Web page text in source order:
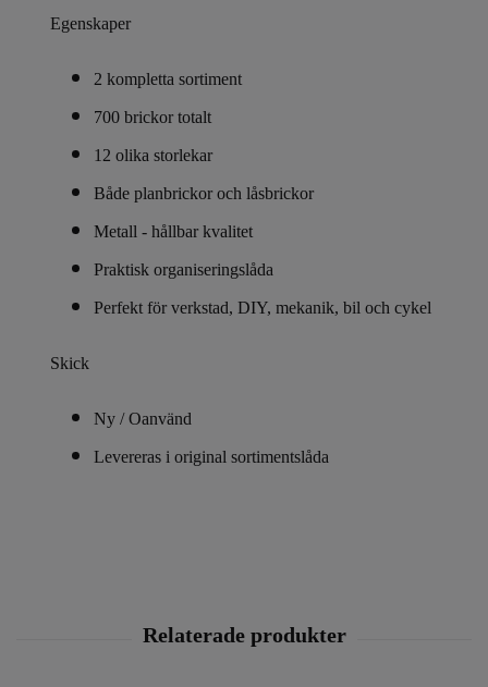
Egenskaper
2 kompletta sortiment
700 brickor totalt
12 olika storlekar
Både planbrickor och låsbrickor
Metall - hållbar kvalitet
Praktisk organiseringslåda
Perfekt för verkstad, DIY, mekanik, bil och cykel
Skick
Ny / Oanvänd
Levereras i original sortimentslåda